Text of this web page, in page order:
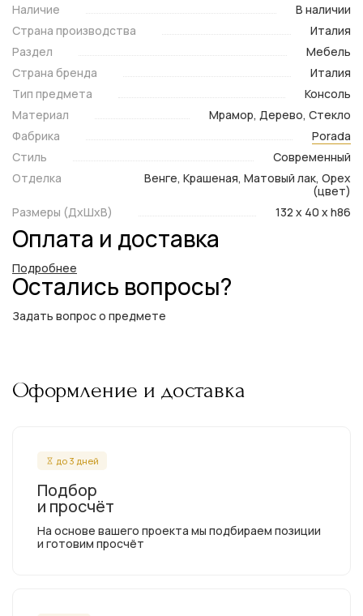
Наличие
В наличии
Страна производства
Италия
Раздел
Мебель
Страна бренда
Италия
Тип предмета
Консоль
Материал
Мрамор, Дерево, Стекло
Фабрика
Porada
Стиль
Современный
Отделка
Венге, Крашеная, Матовый лак, Орех
(цвет)
Размеры (ДxШxВ)
132 x 40 x h86
Оплата и доставка
Подробнее
Остались вопросы?
Задать вопрос о предмете
Оформление и доставка
до 3 дней
Подбор
и просчёт
На основе вашего проекта мы подбираем позиции
и готовим просчёт